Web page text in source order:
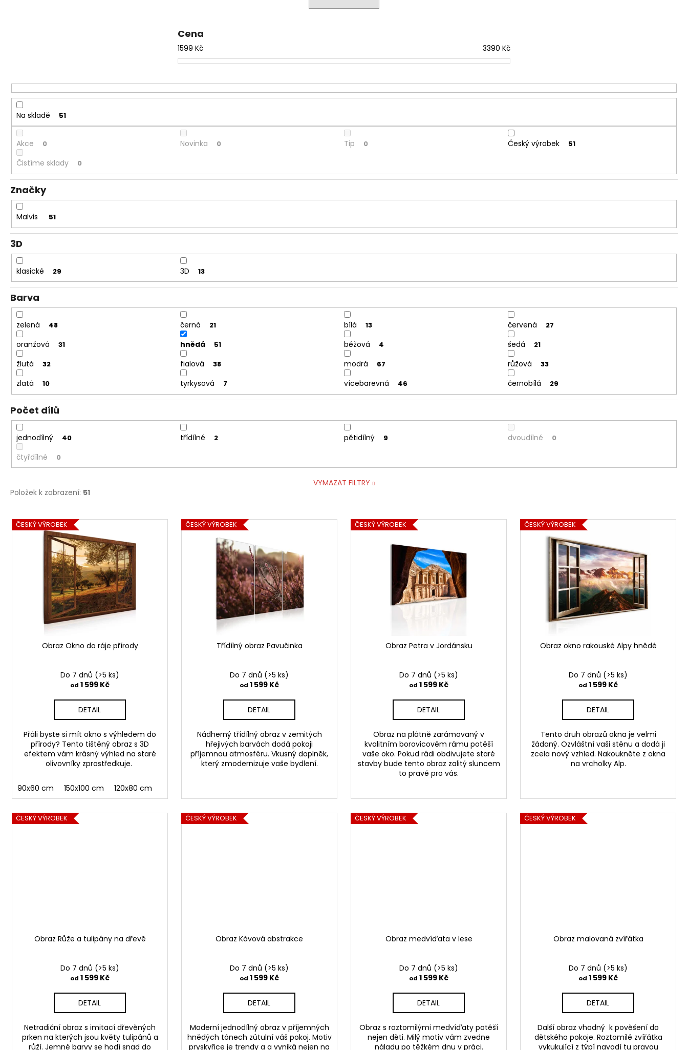
k
t
ů
Cena
1599 Kč 3390 Kč
Na skladě 51
Akce 0 Novinka 0 Tip 0 Český výrobek 51
Čistíme sklady 0
Značky
Malvis 51
3D
klasické 29 3D 13
Barva
zelená 48 černá 21 bílá 13 červená 27
oranžová 31 hnědá 51 béžová 4 šedá 21
žlutá 32 fialová 38 modrá 67 růžová 33
zlatá 10 tyrkysová 7 vícebarevná 46 černobílá 29
Počet dílů
jednodílný 40 třídílné 2 pětidílný 9 dvoudílné 0
čtyřdílné 0
VYMAZAT FILTRY
Položek k zobrazení: 51
V
ýČESKÝ VÝROBEK
Obraz Okno do ráje přírody
Do 7 dnů (>5 ks)
od 1 599 Kč
DETAIL
Přáli byste si mít okno s výhledem do
přírody? Tento tištěný obraz s 3D
efektem vám krásný výhled na staré
olivovníky zprostředkuje.
90x60 cm 150x100 cm 120x80 cm
ČESKÝ VÝROBEK
Třídílný obraz Pavučinka
Do 7 dnů (>5 ks)
od 1 599 Kč
DETAIL
Nádherný třídílný obraz v zemitých
hřejivých barvách dodá pokoji
příjemnou atmosféru. Vkusný doplněk,
který zmodernizuje vaše bydlení.
ČESKÝ VÝROBEK
Obraz Petra v Jordánsku
Do 7 dnů (>5 ks)
od 1 599 Kč
DETAIL
Obraz na plátně zarámovaný v
kvalitním borovicovém rámu potěší
vaše oko. Pokud rádi obdivujete staré
stavby bude tento obraz zalitý sluncem
to pravé pro vás.
ČESKÝ VÝROBEK
Obraz okno rakouské Alpy hnědé
Do 7 dnů (>5 ks)
od 1 599 Kč
DETAIL
Tento druh obrazů okna je velmi
žádaný. Ozvláštní vaši stěnu a dodá ji
zcela nový vzhled. Nakoukněte z okna
na vrcholky Alp.
ČESKÝ VÝROBEK
Obraz Růže a tulipány na dřevě
Do 7 dnů (>5 ks)
od 1 599 Kč
DETAIL
Netradiční obraz s imitací dřevěných
prken na kterých jsou květy tulipánů a
růží. Jemné barvy se hodí snad do
ČESKÝ VÝROBEK
Obraz Kávová abstrakce
Do 7 dnů (>5 ks)
od 1 599 Kč
DETAIL
Moderní jednodílný obraz v příjemných
hnědých tónech zútulní váš pokoj. Motiv
pryskyřice je trendy a a vyniká nejen na
ČESKÝ VÝROBEK
Obraz medvíďata v lese
Do 7 dnů (>5 ks)
od 1 599 Kč
DETAIL
Obraz s roztomilými medvíďaty potěší
nejen děti. Milý motiv vám zvedne
náladu po těžkém dnu v práci.
ČESKÝ VÝROBEK
Obraz malovaná zvířátka
Do 7 dnů (>5 ks)
od 1 599 Kč
DETAIL
Další obraz vhodný k pověšení do
dětského pokoje. Roztomilé zvířátka
vykukující z týpí navodí tu pravou